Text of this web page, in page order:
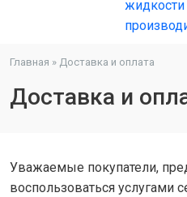
Главная » Доставка и оплата
Доставка и
Уважаемые покупатели,
воспользоваться услугами